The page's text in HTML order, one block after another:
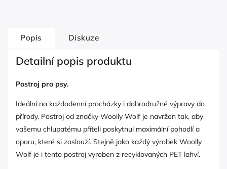
Popis Diskuze
Detailní popis produktu
Postroj pro psy.
Ideální na každodenní procházky i dobrodružné výpravy do
přírody. Postroj od značky Woolly Wolf je navržen tak, aby
vašemu chlupatému příteli poskytnul maximální pohodlí a
oporu, které si zaslouží. Stejně jako každý výrobek Woolly
Wolf je i tento postroj vyroben z recyklovaných PET lahví.